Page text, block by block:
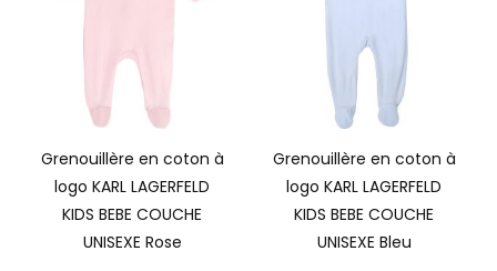
Grenouillère en coton à
logo KARL LAGERFELD
KIDS BEBE COUCHE
UNISEXE Rose
Grenouillère en coton à
logo KARL LAGERFELD
KIDS BEBE COUCHE
UNISEXE Bleu